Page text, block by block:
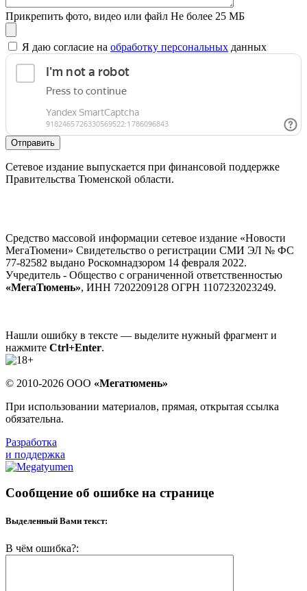
Прикрепить фото, видео или файл Не более 25 МБ
Я даю согласие на обработку персональных данных
Отправить
Сетевое издание выпускается при финансовой поддержке
Правительства Тюменской области.
Средство массовой информации сетевое издание «Новости
МегаТюмени» Свидетельство о регистрации СМИ ЭЛ № ФС
77-82582 выдано Роскомнадзором 14 февраля 2022.
Учредитель - Общество с ограниченной ответственностью
«МегаТюмень», ИНН 7202209128 ОГРН 1107232023249.
Нашли ошибку в тексте — выделите нужный фрагмент и
нажмите Ctrl+Enter.
© 2010-2026 ООО «Мегатюмень»
При использовании материалов, прямая, открытая ссылка
обязательна.
Разработка
и поддержка
Сообщение об ошибке на странице
Выделенный Вами текст:
В чём ошибка?: